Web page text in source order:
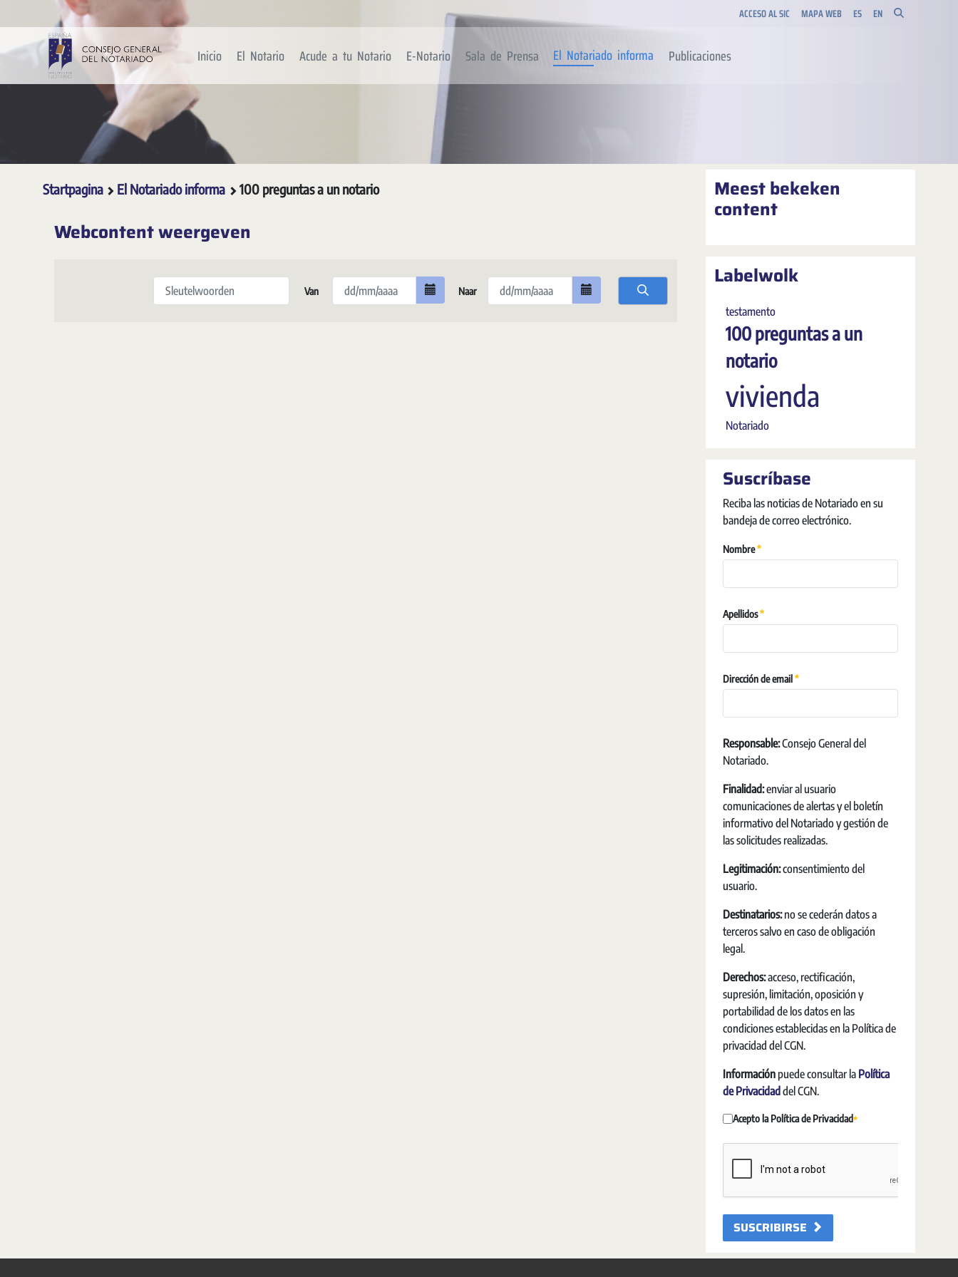
Overslaan en naar hoofdinhoud gaan ACCESO AL SIC MAPA WEB ES EN
Inicio El Notario Acude a tu Notario E-Notario Sala de Prensa El Notariado informa Publicaciones
Startpagina El Notariado informa 100 preguntas a un notario
Webcontent weergeven
Sleutelwoorden
Van Naar
Meest bekeken
content
Labelwolk
testamento
100 preguntas a un
notario
vivienda
Notariado
Suscríbase
Reciba las noticias de Notariado en su
bandeja de correo electrónico.
Nombre Vereist
Apellidos Vereist
Dirección de email Vereist
Responsable:Consejo General del
Notariado.
Finalidad:enviar al usuario
comunicaciones de alertas y el boletín
informativo del Notariado y gestión de
las solicitudes realizadas.
Legitimación:consentimiento del
usuario.
Destinatarios:no se cederán datos a
terceros salvo en caso de obligación
legal.
Derechos:acceso, rectificación,
supresión, limitación, oposición y
portabilidad de los datos en las
condiciones establecidas en la Política de
privacidad del CGN.
Información puede consultar la Política
de Privacidad del CGN.
Acepto la Política de Privacidad
Vereist
SUSCRIBIRSE